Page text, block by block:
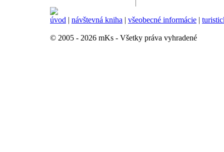
úvod | návštevná kniha | všeobecné informácie |
© 2005 - 2026 mKs - Všetky práva vyhradené